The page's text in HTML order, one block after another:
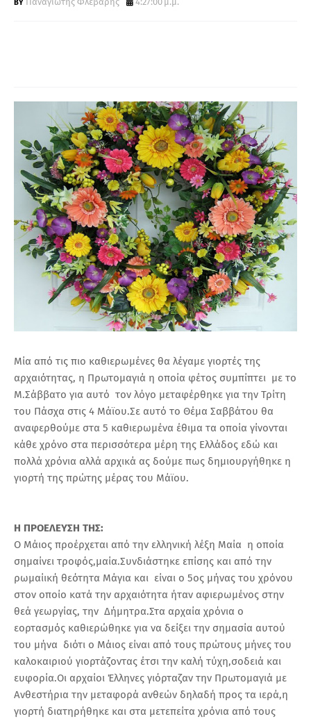
Μία από τις πιο καθιερωμένες θα λέγαμε γιορτές της
αρχαιότητας, η Πρωτομαγιά η οποία φέτος συμπίπτει με το
Μ.Σάββατο για αυτό τον λόγο μεταφέρθηκε για την Τρίτη
του Πάσχα στις 4 Μάϊου.Σε αυτό το Θέμα Σαββάτου θα
αναφερθούμε στα 5 καθιερωμένα έθιμα τα οποία γίνονται
κάθε χρόνο στα περισσότερα μέρη της Ελλάδος εδώ και
πολλά χρόνια αλλά αρχικά ας δούμε πως δημιουργήθηκε η
γιορτή της πρώτης μέρας του Μάϊου.
Η ΠΡΟΕΛΕΥΣΗ ΤΗΣ:
Ο Μάιος προέρχεται από την ελληνική λέξη Μαία η οποία
σημαίνει τροφός,μαία.Συνδιάστηκε επίσης και από την
ρωμαίική θεότητα Μάγια και είναι ο 5ος μήνας του χρόνου
στον οποίο κατά την αρχαιότητα ήταν αφιερωμένος στην
θεά γεωργίας, την Δήμητρα.Στα αρχαία χρόνια ο
εορτασμός καθιερώθηκε για να δείξει την σημασία αυτού
του μήνα διότι ο Μάιος είναι από τους πρώτους μήνες του
καλοκαιριού γιορτάζοντας έτσι την καλή τύχη,σοδειά και
ευφορία.Οι αρχαίοι Έλληνες γιόρταζαν την Πρωτομαγιά με
Ανθεστήρια την μεταφορά ανθεών δηλαδή προς τα ιερά,η
γιορτή διατηρήθηκε και στα μετεπείτα χρόνια από τους